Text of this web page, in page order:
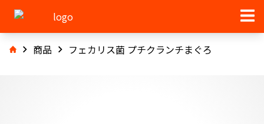
商品 フェカリス菌 プチクランチまぐろ